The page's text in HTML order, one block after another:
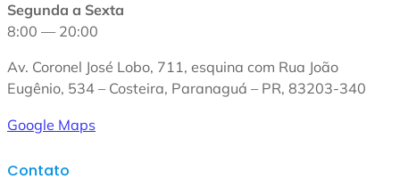
Segunda a Sexta
8:00 — 20:00
Av. Coronel José Lobo, 711, esquina com Rua João
Eugênio, 534 – Costeira, Paranaguá – PR, 83203-340
Google Maps
Contato